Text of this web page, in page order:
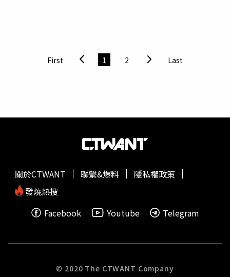
擔心保存下來不新鮮還會長蟲，只好彼此詢問對方是否有需
要白米，找不到發放之處，最後就開車送往偏鄉地區發送。
要再收。伊甸基金會則是告知捐贈主白米需求量不高，只有
普度時期收到很多白米，但善心人士的愛心，家扶中心都會
接受，白米太多會告知先緩一緩再捐贈。捐贈白米的發心人
為2019年發生一場車禍，醫院當時告知左腳須截肢，阮春
貴丈夫推著輪椅去旗山天后宮許願，告訴媽祖若不須截肢，
送給旗山龍華精神護理之家後，阮婦果真順利未截肢出院，
／林雅惠高雄傳真）
First 1 2 Last
關於CTWANT 聯繫&爆料
隱私權政策
發燒熱搜
Facebook
Youtube Telegram
© 2020 The CTWANT Company